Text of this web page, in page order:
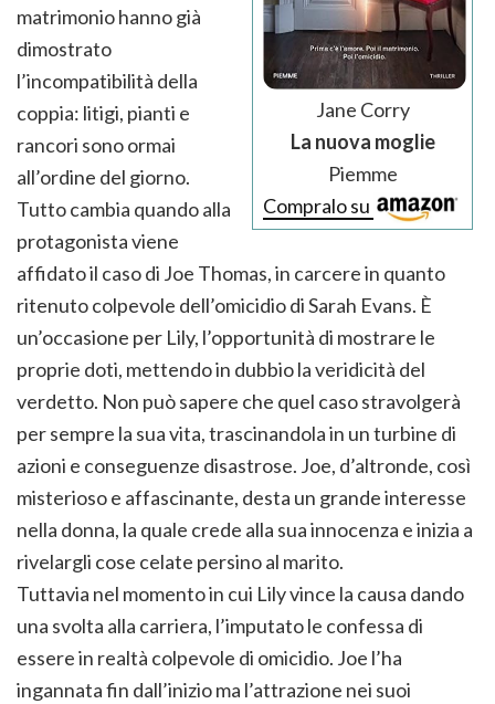
Jane Corry
La nuova moglie
Piemme
Compralo su
matrimonio hanno già
dimostrato
l’incompatibilità della
coppia: litigi, pianti e
rancori sono ormai
all’ordine del giorno.
Tutto cambia quando alla
protagonista viene
affidato il caso di Joe Thomas, in carcere in quanto
ritenuto colpevole dell’omicidio di Sarah Evans. È
un’occasione per Lily, l’opportunità di mostrare le
proprie doti, mettendo in dubbio la veridicità del
verdetto. Non può sapere che quel caso stravolgerà
per sempre la sua vita, trascinandola in un turbine di
azioni e conseguenze disastrose. Joe, d’altronde, così
misterioso e affascinante, desta un grande interesse
nella donna, la quale crede alla sua innocenza e inizia a
rivelargli cose celate persino al marito.
Tuttavia nel momento in cui Lily vince la causa dando
una svolta alla carriera, l’imputato le confessa di
essere in realtà colpevole di omicidio. Joe l’ha
ingannata fin dall’inizio ma l’attrazione nei suoi